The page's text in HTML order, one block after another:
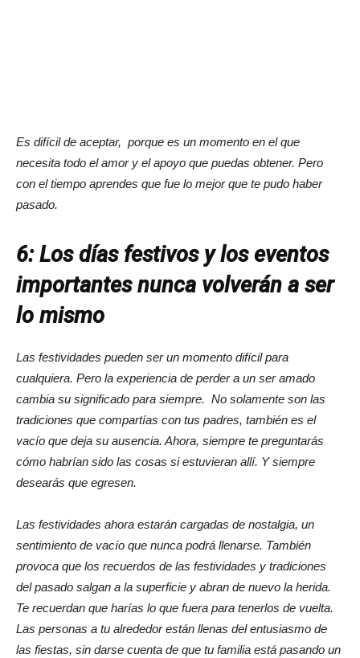
Es difícil de aceptar, porque es un momento en el que
necesita todo el amor y el apoyo que puedas obtener. Pero
con el tiempo aprendes que fue lo mejor que te pudo haber
pasado.
6: Los días festivos y los eventos
importantes nunca volverán a ser
lo mismo
Las festividades pueden ser un momento difícil para
cualquiera. Pero la experiencia de perder a un ser amado
cambia su significado para siempre. No solamente son las
tradiciones que compartías con tus padres, también es el
vacío que deja su ausencia. Ahora, siempre te preguntarás
cómo habrían sido las cosas si estuvieran allí. Y siempre
desearás que egresen.
Las festividades ahora estarán cargadas de nostalgia, un
sentimiento de vacío que nunca podrá llenarse. También
provoca que los recuerdos de las festividades y tradiciones
del pasado salgan a la superficie y abran de nuevo la herida.
Te recuerdan que harías lo que fuera para tenerlos de vuelta.
Las personas a tu alrededor están llenas del entusiasmo de
las fiestas, sin darse cuenta de que tu familia está pasando un